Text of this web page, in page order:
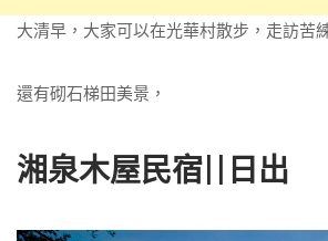
大清早，大家可以在光華村散步，走訪苦
還有砌石梯田美景，
湘泉木屋民宿||日出